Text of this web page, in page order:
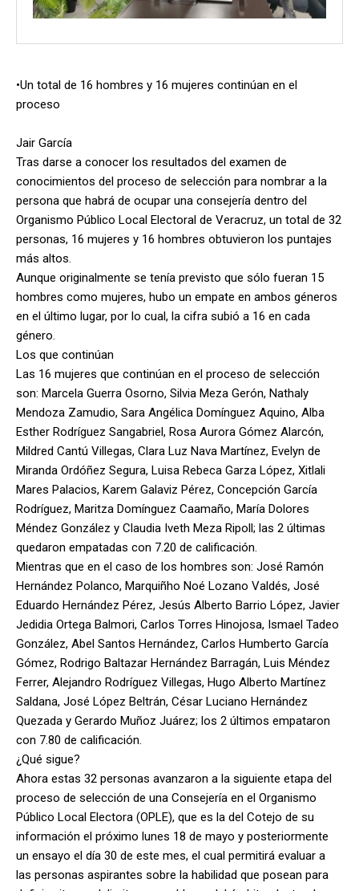
•Un total de 16 hombres y 16 mujeres continúan en el
proceso
Jair García
Tras darse a conocer los resultados del examen de
conocimientos del proceso de selección para nombrar a la
persona que habrá de ocupar una consejería dentro del
Organismo Público Local Electoral de Veracruz, un total de 32
personas, 16 mujeres y 16 hombres obtuvieron los puntajes
más altos.
Aunque originalmente se tenía previsto que sólo fueran 15
hombres como mujeres, hubo un empate en ambos géneros
en el último lugar, por lo cual, la cifra subió a 16 en cada
género.
Los que continúan
Las 16 mujeres que continúan en el proceso de selección
son: Marcela Guerra Osorno, Silvia Meza Gerón, Nathaly
Mendoza Zamudio, Sara Angélica Domínguez Aquino, Alba
Esther Rodríguez Sangabriel, Rosa Aurora Gómez Alarcón,
Mildred Cantú Villegas, Clara Luz Nava Martínez, Evelyn de
Miranda Ordóñez Segura, Luisa Rebeca Garza López, Xitlali
Mares Palacios, Karem Galaviz Pérez, Concepción García
Rodríguez, Maritza Domínguez Caamaño, María Dolores
Méndez González y Claudia Iveth Meza Ripoll; las 2 últimas
quedaron empatadas con 7.20 de calificación.
Mientras que en el caso de los hombres son: José Ramón
Hernández Polanco, Marquiñho Noé Lozano Valdés, José
Eduardo Hernández Pérez, Jesús Alberto Barrio López, Javier
Jedidia Ortega Balmori, Carlos Torres Hinojosa, Ismael Tadeo
González, Abel Santos Hernández, Carlos Humberto García
Gómez, Rodrigo Baltazar Hernández Barragán, Luis Méndez
Ferrer, Alejandro Rodríguez Villegas, Hugo Alberto Martínez
Saldana, José López Beltrán, César Luciano Hernández
Quezada y Gerardo Muñoz Juárez; los 2 últimos empataron
con 7.80 de calificación.
¿Qué sigue?
Ahora estas 32 personas avanzaron a la siguiente etapa del
proceso de selección de una Consejería en el Organismo
Público Local Electora (OPLE), que es la del Cotejo de su
información el próximo lunes 18 de mayo y posteriormente
un ensayo el día 30 de este mes, el cual permitirá evaluar a
las personas aspirantes sobre la habilidad que posean para